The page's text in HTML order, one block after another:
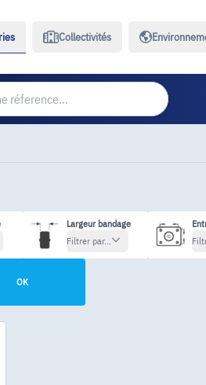
Collectivités
Largeur bandage
Filtrer par...
OK